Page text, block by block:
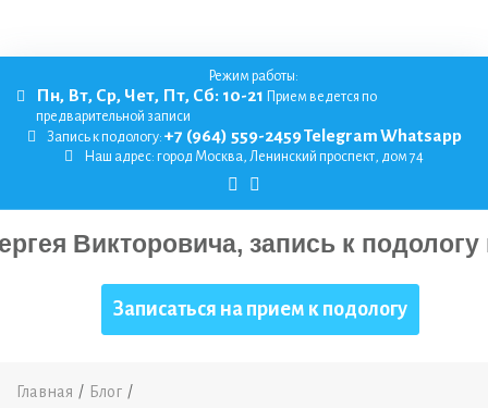
Режим работы:
Пн, Вт, Ср, Чет, Пт, Сб: 10-21 Прием ведется по
предварительной записи
Запись к подологу: +7 (964) 559-2459TelegramWhatsapp
Наш адрес: город Москва, Ленинский проспект, дом 74
Записаться на прием к подологу
Главная / Блог /